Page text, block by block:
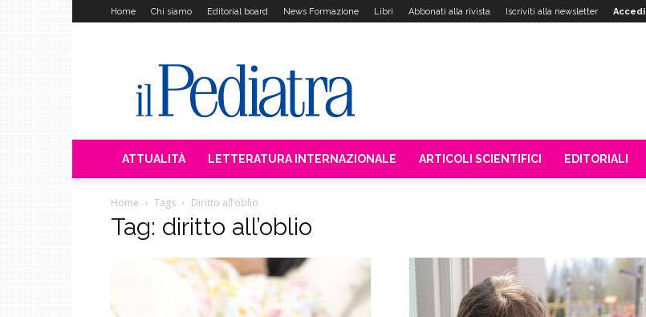
Home Chi siamo Editorial board News Formazione Libri Abbonati alla rivista Iscriviti alla newsletter Accedi
Pediatra
ATTUALITÀ LETTERATURA INTERNAZIONALE ARTICOLI SCIENTIFICI EDITORIALI
Home Tags Diritto all’oblio
Tag: diritto all’oblio